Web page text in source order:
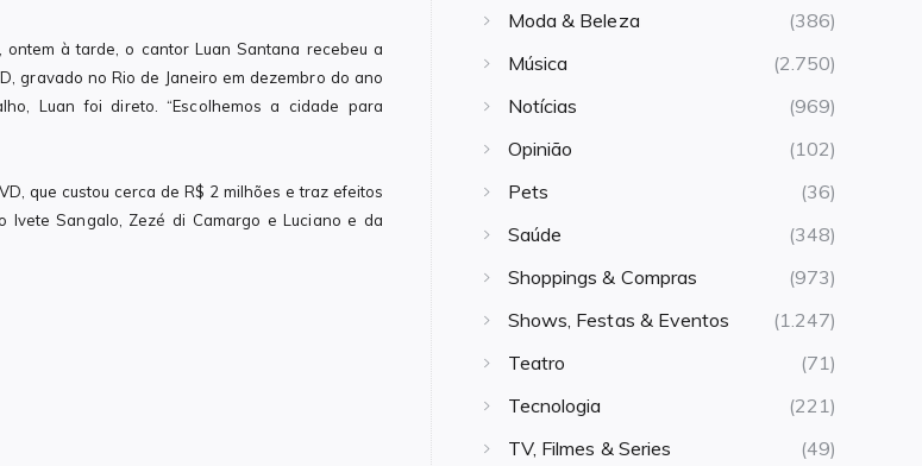
à tarde, o cantor Luan Santana recebeu a
gravado no Rio de Janeiro em dezembro do ano
Luan foi direto. “Escolhemos a cidade para
que custou cerca de R$ 2 milhões e traz efeitos
Ivete Sangalo, Zezé di Camargo e Luciano e da
Moda & Beleza
(386)
Música
(2.750)
Notícias
(969)
Opinião
(102)
Pets
(36)
Saúde
(348)
Shoppings & Compras
(973)
Shows, Festas & Eventos
(1.247)
Teatro
(71)
Tecnologia
(221)
TV, Filmes & Series
(49)